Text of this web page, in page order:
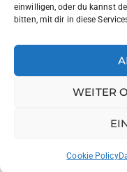
einwilligen, oder du kannst
bitten, mit dir in diese
WEITER
Cookie Policy